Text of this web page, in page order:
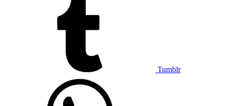
Tumblr